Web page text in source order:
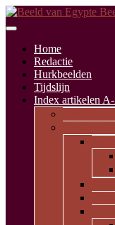
Home
Redactie
Hurkbeelden
Tijdslijn
Index artikelen